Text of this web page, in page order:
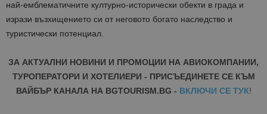
най-емблематичните културно-исторически обекти в града и
изрази възхищението си от неговото богато наследство и
туристически потенциал.
ЗА АКТУАЛНИ НОВИНИ И ПРОМОЦИИ НА АВИОКОМПАНИИ,
ТУРОПЕРАТОРИ И ХОТЕЛИЕРИ - ПРИСЪЕДИНЕТЕ СЕ КЪМ
ВАЙБЪР КАНАЛА НА BGTOURISM.BG - ВКЛЮЧИ СЕ ТУК!